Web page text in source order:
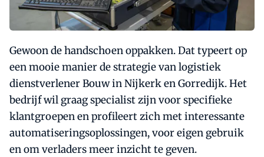
Gewoon de handschoen oppakken. Dat typeert op
een mooie manier de strategie van logistiek
dienstverlener Bouw in Nijkerk en Gorredijk. Het
bedrijf wil graag specialist zijn voor specifieke
klantgroepen en profileert zich met interessante
automatiseringsoplossingen, voor eigen gebruik
en om verladers meer inzicht te geven.